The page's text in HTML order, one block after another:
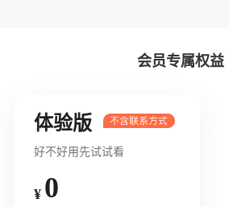
会员专属权益
体验版
好不好用先试试看
¥ 0